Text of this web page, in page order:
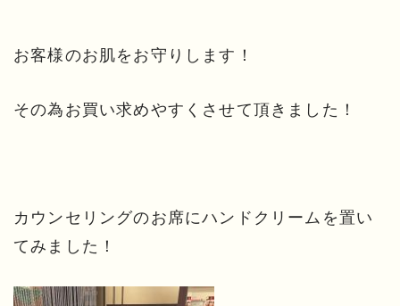
お客様のお肌をお守りします！
その為お買い求めやすくさせて頂きました！
カウンセリングのお席にハンドクリームを置い
てみました！